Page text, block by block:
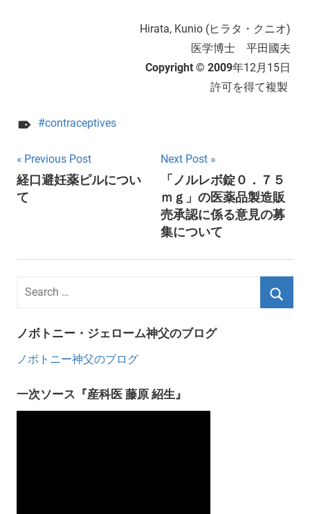
Hirata, Kunio (ヒラタ・クニオ)
医学博士 平田國夫
Copyright © 2009年12月15日
許可を得て複製
contraceptives
Post
navigation
Previous Post
経口避妊薬ピルについ
て
Next Post
「ノルレボ錠０．７５
ｍｇ」の医薬品製造販
売承認に係る意見の募
集について
ノボトニー・ジェローム神父のブログ
ノボトニー神父のブログ
一次ソース『産科医 藤原 紹生』